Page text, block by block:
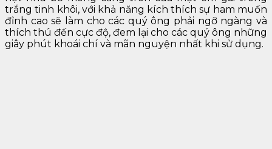
trắng tinh khôi, với khả năng kích thích sự ham muốn
đỉnh cao sẽ làm cho các quý ông phải ngỡ ngàng và
thích thú đến cực độ, đem lại cho các quý ông những
giây phút khoái chí và mãn nguyện nhất khi sử dụng.